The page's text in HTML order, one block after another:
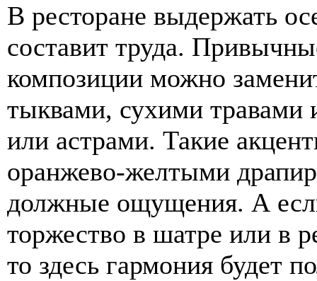
В ресторане выдержать
составит труда.
композиции можно
тыквами, сухими травами
или астрами. Такие
оранжево-желтыми
должные ощущения. А
торжество в шатре или в
то здесь гармония будет